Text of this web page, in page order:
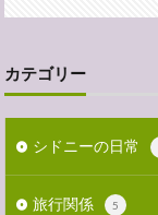
カテゴリー
シドニーの日常
旅行関係 5